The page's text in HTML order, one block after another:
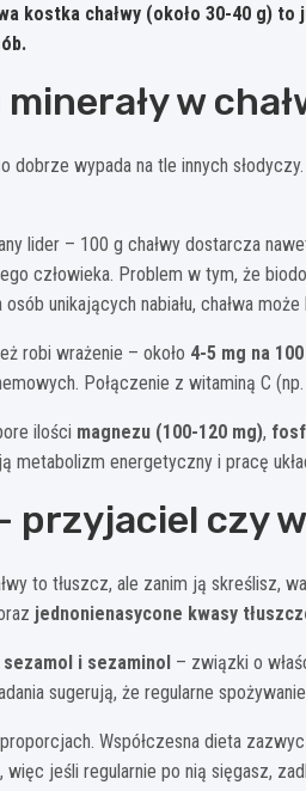
kostka chałwy (około 30-40 g)
w
dobrze wypada na tle innych
lider – 100 g chałwy dostarcza
człowieka. Problem w tym, że
unikających nabiału, chałwa
robi wrażenie – około 4-5 mg na
Połączenie z witaminą C
ilości magnezu (100-120 mg),
metabolizm energetyczny i pracę
przyjaciel czy
to tłuszcz, ale zanim ją skreślisz,
jednonienasycone kwasy
sezamol i sezaminol – związki o
sugerują, że regularne
Współczesna dieta
jeśli regularnie po nią sięgasz,